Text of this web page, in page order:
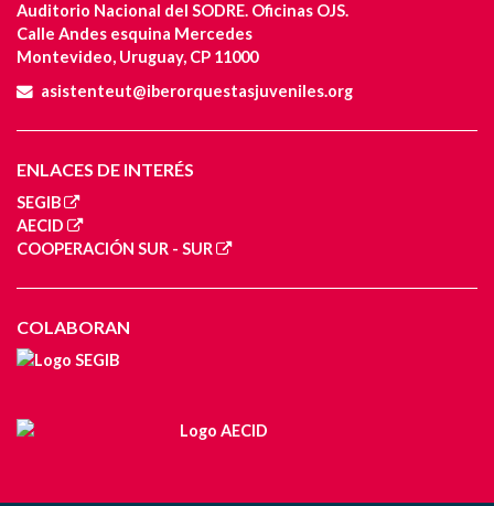
Auditorio Nacional del SODRE. Oficinas OJS.
Calle Andes esquina Mercedes
Montevideo, Uruguay, CP 11000
asistenteut@iberorquestasjuveniles.org
ENLACES DE INTERÉS
SEGIB
AECID
COOPERACIÓN SUR - SUR
COLABORAN